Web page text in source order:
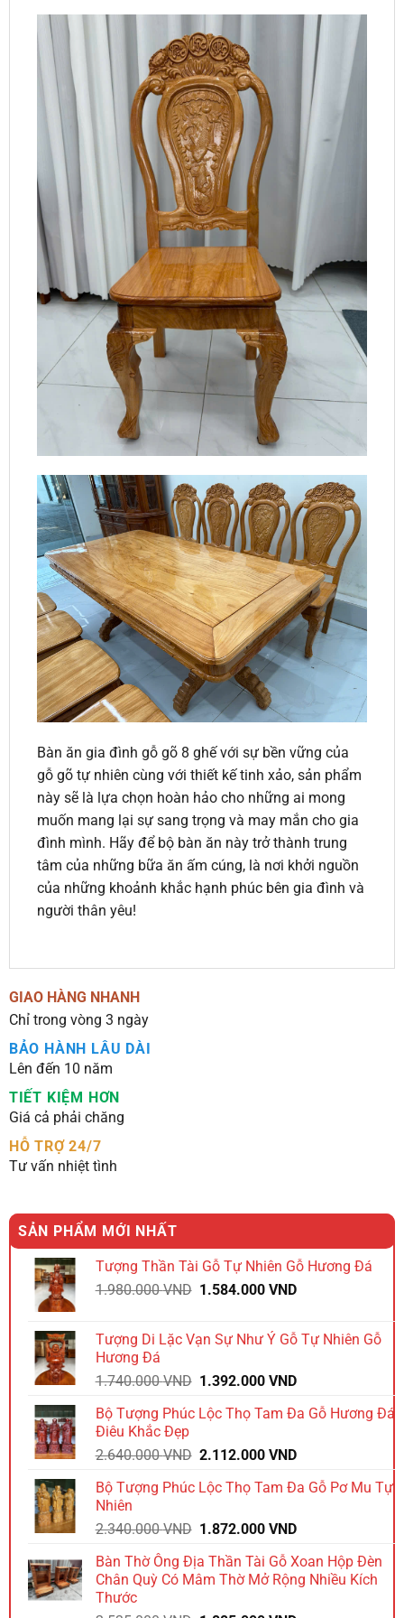
Bàn ăn gia đình gỗ gõ 8 ghế với sự bền vững của
gỗ gõ tự nhiên cùng với thiết kế tinh xảo, sản phẩm
này sẽ là lựa chọn hoàn hảo cho những ai mong
muốn mang lại sự sang trọng và may mắn cho gia
đình mình. Hãy để bộ bàn ăn này trở thành trung
tâm của những bữa ăn ấm cúng, là nơi khởi nguồn
của những khoảnh khắc hạnh phúc bên gia đình và
người thân yêu!
GIAO HÀNG NHANH
Chỉ trong vòng 3 ngày
BẢO HÀNH LÂU DÀI
Lên đến 10 năm
TIẾT KIỆM HƠN
Giá cả phải chăng
HỖ TRỢ 24/7
Tư vấn nhiệt tình
SẢN PHẨM MỚI NHẤT
Tượng Thần Tài Gỗ Tự Nhiên Gỗ Hương Đá
1.980.000VND Giá
1.980.000 VND.
1.584.000VNDGiá
là:
Tượng Di Lặc Vạn Sự Như Ý Gỗ Tự Nhiên Gỗ
Hương Đá
1.740.000VND Giá
là:
1.392.000VNDGiá
tại
1.392.000 VND.
Bộ Tượng Phúc Lộc Thọ Tam Đa Gỗ Hương Đá
Điêu Khắc Đẹp
2.640.000VND Giá
là:
2.112.000VNDGiá
tại
2.112.000 VND.
Bộ Tượng Phúc Lộc Thọ Tam Đa Gỗ Pơ Mu Tự
Nhiên
2.340.000VND Giá
là:
2.340.000 VND.
1.872.000VNDGiá
tại
là:
Bàn Thờ Ông Địa Thần Tài Gỗ Xoan Hộp Đèn
Chân Quỳ Có Mâm Thờ Mở Rộng Nhiều Kích
Thước